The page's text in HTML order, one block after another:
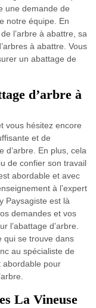
une demande de
notre équipe. En
l’arbre à abattre, sa
à abattre. Vous
un abattage de
d’arbre à
vous hésitez encore
et de
d’arbre. En plus, cela
de confier son travail
abordable et avec
à l’expert
Paysagiste est là
demandes et vos
l’abattage d’arbre.
qui se trouve dans
au spécialiste de
abordable pour
La Vineuse